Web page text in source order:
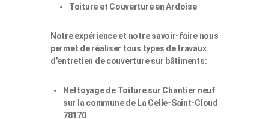
Toiture et Couverture en Ardoise
Notre expérience et notre savoir-faire nous
permet de réaliser tous types de travaux
d’entretien de couverture sur bâtiments:
Nettoyage de Toiture sur Chantier neuf
sur la commune de La Celle-Saint-Cloud
78170